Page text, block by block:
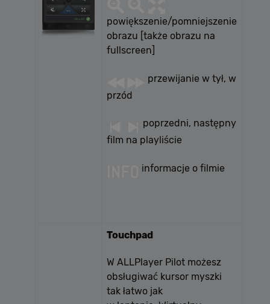
powiększenie/pomniejszenie
obrazu [także obrazu na
fullscreen]
przewijanie w tył, w
przód
poprzedni, następny
film na playliście
informacje o filmie
Touchpad
W ALLPlayer Pilot możesz
obsługiwać kursor myszki
tak łatwo jak